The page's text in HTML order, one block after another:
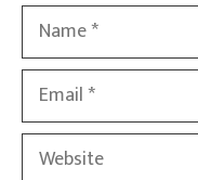
Name
Email
Website